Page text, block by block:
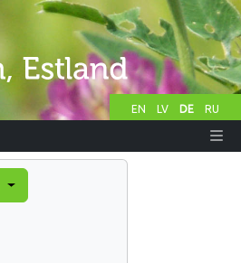
EN LV DE RU